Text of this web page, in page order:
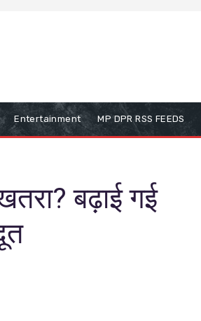
Entertainment MP DPR RSS FEEDS
बढ़ाई गई